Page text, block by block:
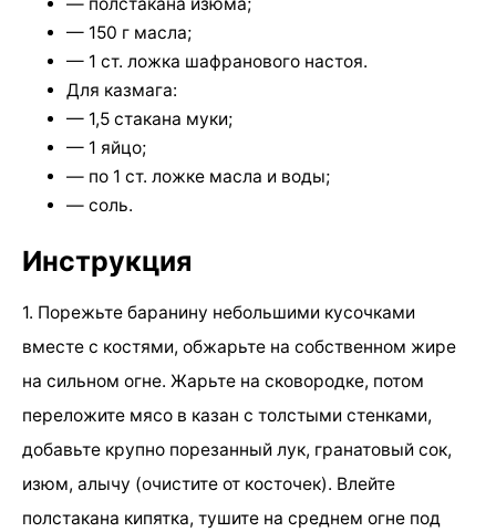
— полстакана изюма;
— 150 г масла;
— 1 ст. ложка шафранового настоя.
Для казмага:
— 1,5 стакана муки;
— 1 яйцо;
— по 1 ст. ложке масла и воды;
— соль.
Инструкция
1. Порежьте баранину небольшими кусочками
вместе с костями, обжарьте на собственном жире
на сильном огне. Жарьте на сковородке, потом
переложите мясо в казан с толстыми стенками,
добавьте крупно порезанный лук, гранатовый сок,
изюм, алычу (очистите от косточек). Влейте
полстакана кипятка, тушите на среднем огне под